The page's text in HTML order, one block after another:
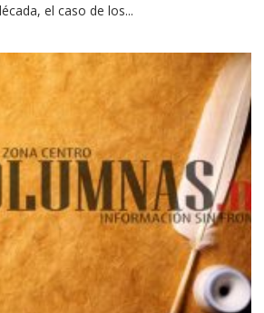
el caso de los...